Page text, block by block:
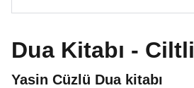
Dua Kitabı - Ciltli
Yasin Cüzlü Dua kitabı